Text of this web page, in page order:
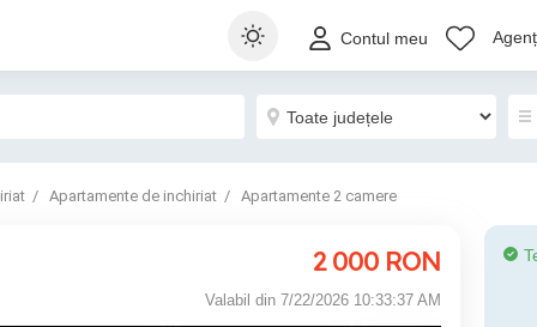
Contul meu
Apartamente de inchiriat Apartamente 2 camere
2 000 RON
Valabil din 7/22/2026 10:33:37 AM